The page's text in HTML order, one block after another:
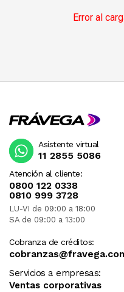
Error al
Atención al cliente:
0800 122 0338
0810 999 3728
LU-VI de 09:00 a 18:00
SA de 09:00 a 13:00
Cobranza de créditos:
Servicios a empresas:
Ventas corporativas
Asistente virtual
11 2855 5086